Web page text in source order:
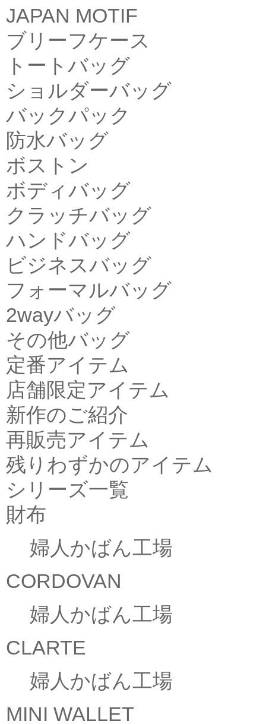
JAPAN MOTIF
ブリーフケース
トートバッグ
ショルダーバッグ
バックパック
防水バッグ
ボストン
ボディバッグ
クラッチバッグ
ハンドバッグ
ビジネスバッグ
フォーマルバッグ
2wayバッグ
その他バッグ
定番アイテム
店舗限定アイテム
新作のご紹介
再販売アイテム
残りわずかのアイテム
シリーズ一覧
財布
婦人かばん工場
CORDOVAN
婦人かばん工場
CLARTE
婦人かばん工場
MINI WALLET